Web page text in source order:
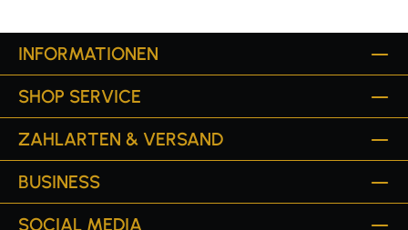
INFORMATIONEN
SHOP SERVICE
ZAHLARTEN & VERSAND
BUSINESS
SOCIAL MEDIA